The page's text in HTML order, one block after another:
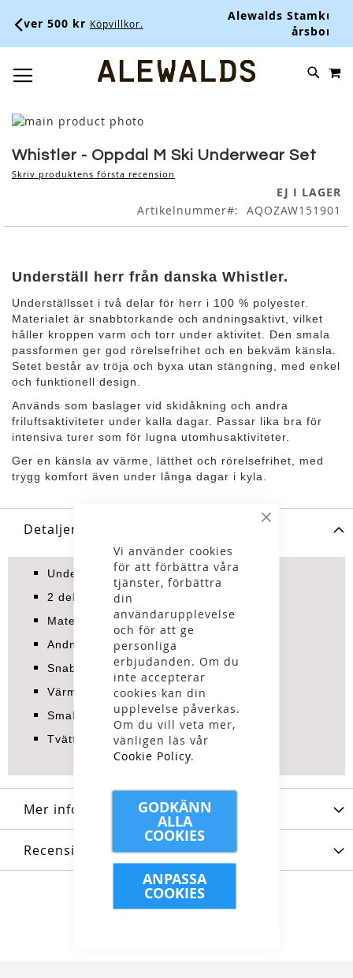
Vi använder cookies
för att förbättra våra
tjänster, förbättra
din
användarupplevelse
och för att ge
personliga
erbjudanden. Om du
inte accepterar
cookies kan din
upplevelse påverkas.
Om du vill veta mer,
vänligen läs vår
Cookie Policy.
GODKÄNN
ALLA
COOKIES
ANPASSA
COOKIES
kr Köpvillkor.
Alewalds Stamkundsklubb -
LÄS MER
SKIP
Skip
the
end
of
gallery
to
the
beginning
images
Whistler - Oppdal M Ski Underwear Set
Skriv produktens första recension
EJ I LAGER
Artikelnummer
AQOZAW151901
Underställ herr från danska Whistler.
Underställsset i två delar för herr i 100 % polyester.
Materialet är snabbtorkande och andningsaktivt, vilket
håller kroppen varm och torr under aktivitet. Den smala
passformen ger god rörelsefrihet och en bekväm känsla.
Setet består av tröja och byxa utan stängning, med enkel
och funktionell design.
Används som baslager vid skidåkning och andra
friluftsaktiviteter under kalla dagar. Passar lika bra för
intensiva turer som för lugna utomhusaktiviteter.
Ger en känsla av värme, lätthet och rörelsefrihet, med
trygg komfort även under långa dagar i kyla.
Detaljer
Underställsset herr
2 delar: tröja och byxa
Material: 100 % polyester
Andningsaktivt
Snabbtorkande
Värmande
Smal passform
Tvättbar i maskin upp till 40 °C
Mer information
Recensioner